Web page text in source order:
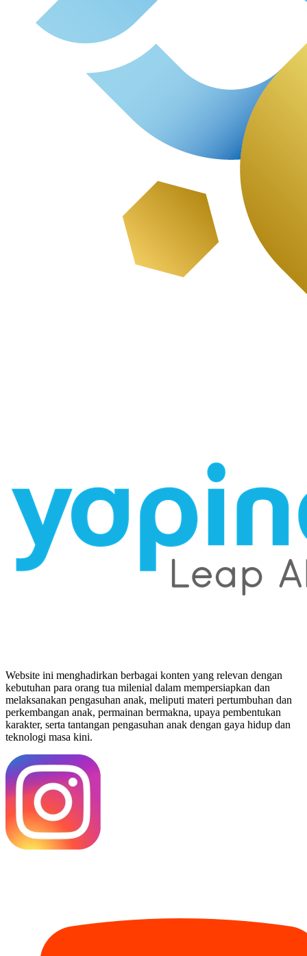
Website ini menghadirkan berbagai konten yang relevan dengan
kebutuhan para orang tua milenial dalam mempersiapkan dan
melaksanakan pengasuhan anak, meliputi materi pertumbuhan dan
perkembangan anak, permainan bermakna, upaya pembentukan
karakter, serta tantangan pengasuhan anak dengan gaya hidup dan
teknologi masa kini.